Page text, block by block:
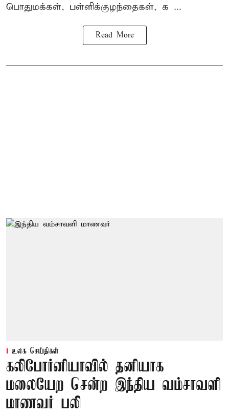
பொதுமக்கள், பள்ளிக்குழந்தைகள், க ...
Read More
உலக செய்திகள்
கலிபோர்னியாவில் தனியாக
மலையேற சென்ற இந்திய வம்சாவளி
மாணவர் பலி